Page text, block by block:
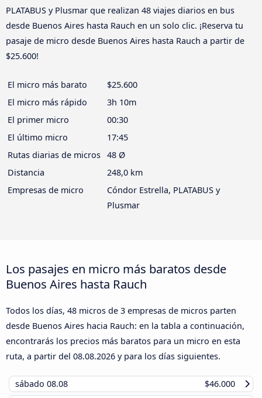
PLATABUS y Plusmar que realizan 48 viajes diarios en bus
desde Buenos Aires hasta Rauch en un solo clic. ¡Reserva tu
pasaje de micro desde Buenos Aires hasta Rauch a partir de
$25.600!
El micro más barato
$25.600
El micro más rápido
3h 10m
El primer micro
00:30
El último micro
17:45
Rutas diarias de micros 48 Ø
Distancia
248,0 km
Empresas de micro
Cóndor Estrella, PLATABUS y
Plusmar
Los pasajes en micro más baratos desde
Buenos Aires hasta Rauch
Todos los días, 48 micros de 3 empresas de micros parten
desde Buenos Aires hacia Rauch: en la tabla a continuación,
encontrarás los precios más baratos para un micro en esta
ruta, a partir del 08.08.2026 y para los días siguientes.
sábado 08.08
$46.000